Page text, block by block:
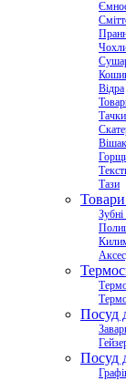
Відра
Тачки
Тази
Посуд
Посуд